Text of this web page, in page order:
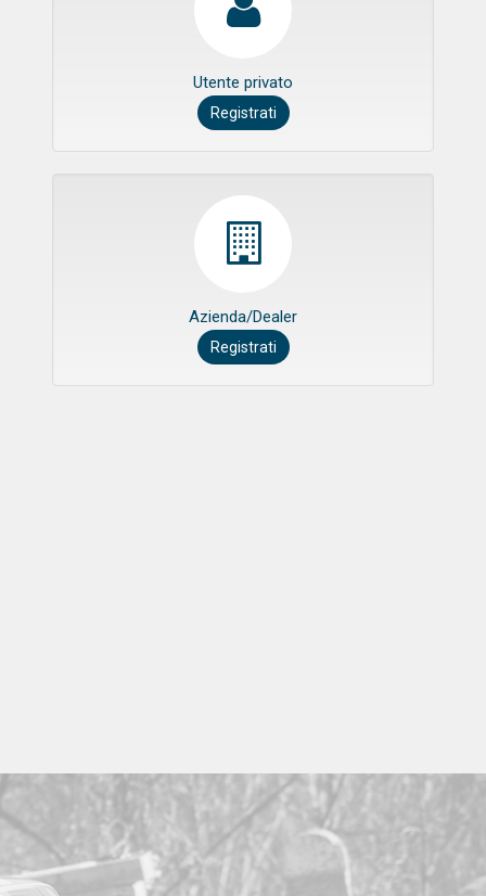
Utente privato
Registrati
Azienda/Dealer
Registrati